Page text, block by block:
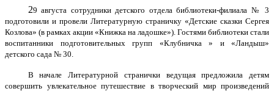
29 августа сотрудники детского отдела библиотеки-филиала № 3
подготовили и провели Литературную страничку «Детские сказки Сергея
Козлова» (в рамках акции «Книжка на ладошке»). Гостями библиотеки стали
воспитанники подготовительных групп «Клубничка » и «Ландыш»
детского сада № 30.
В начале Литературной странички ведущая предложила детям
совершить увлекательное путешествие в творческий мир произведений